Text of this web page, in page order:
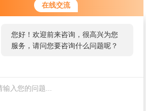
在线交流
您好！欢迎前来咨询，很高兴为您
服务，请问您要咨询什么问题呢？
MYPTJ字母含义